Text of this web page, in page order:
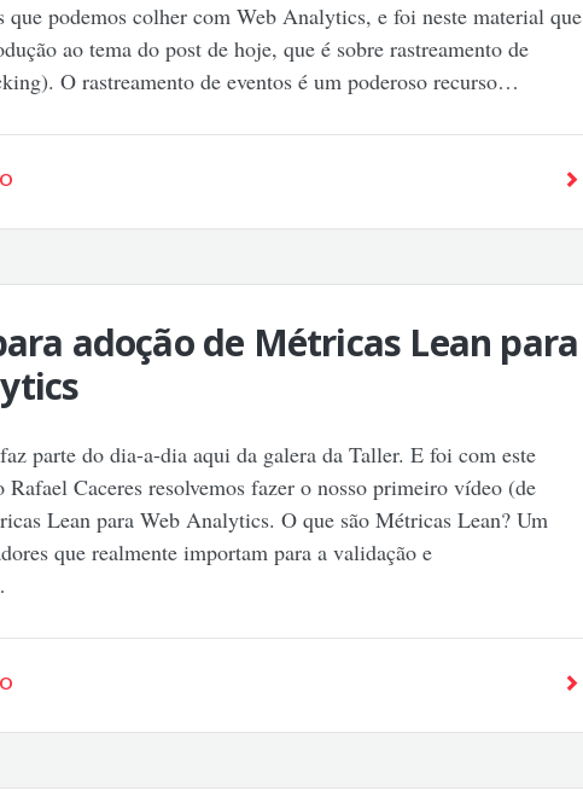
que podemos colher com Web Analytics, e foi neste material que
ao tema do post de hoje, que é sobre rastreamento de
O rastreamento de eventos é um poderoso recurso…
adoção de Métricas Lean para
parte do dia-a-dia aqui da galera da Taller. E foi com este
Rafael Caceres resolvemos fazer o nosso primeiro vídeo (de
Lean para Web Analytics. O que são Métricas Lean? Um
que realmente importam para a validação e